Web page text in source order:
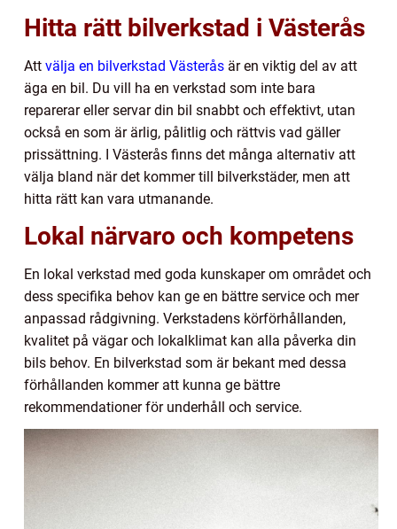
Hitta rätt bilverkstad i Västerås
Att välja en bilverkstad Västerås är en viktig del av att
äga en bil. Du vill ha en verkstad som inte bara
reparerar eller servar din bil snabbt och effektivt, utan
också en som är ärlig, pålitlig och rättvis vad gäller
prissättning. I Västerås finns det många alternativ att
välja bland när det kommer till bilverkstäder, men att
hitta rätt kan vara utmanande.
Lokal närvaro och kompetens
En lokal verkstad med goda kunskaper om området och
dess specifika behov kan ge en bättre service och mer
anpassad rådgivning. Verkstadens körförhållanden,
kvalitet på vägar och lokalklimat kan alla påverka din
bils behov. En bilverkstad som är bekant med dessa
förhållanden kommer att kunna ge bättre
rekommendationer för underhåll och service.